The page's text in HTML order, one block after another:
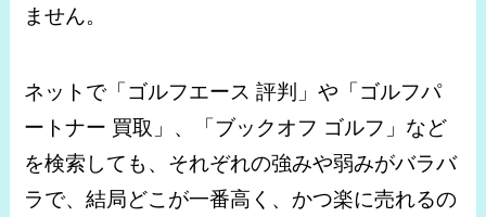
ません。
ネットで「ゴルフエース 評判」や「ゴルフパ
ートナー 買取」、「ブックオフ ゴルフ」など
を検索しても、それぞれの強みや弱みがバラバ
ラで、結局どこが一番高く、かつ楽に売れるの